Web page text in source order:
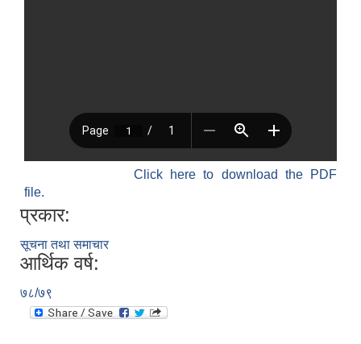
Click here to download the PDF
file.
प्रकार:
सूचना तथा समाचार
आर्थिक वर्ष:
७८/७९